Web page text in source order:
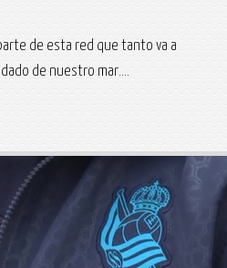
de esta red que tanto va a
de nuestro mar....